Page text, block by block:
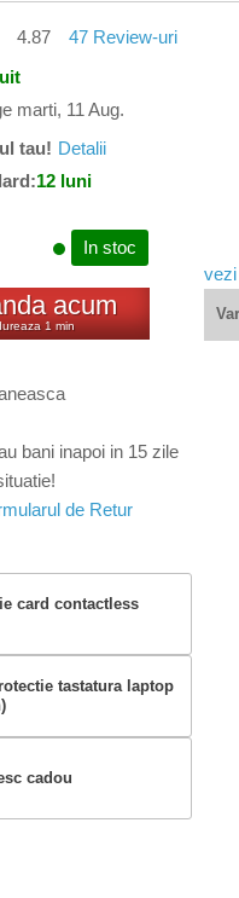
47 Review-uri
4.87
marti, 11 Aug.
tau! Detalii
12 luni
In stoc
acum
1 min
bani inapoi in 15 zile
de Retur
card contactless
tastatura laptop
cadou
vezi